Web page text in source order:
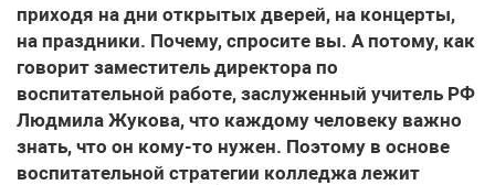
приходя на дни открытых дверей, на концерты,
на праздники. Почему, спросите вы. А потому, как
говорит заместитель директора по
воспитательной работе, заслуженный учитель РФ
Людмила Жукова, что каждому человеку важно
знать, что он кому-то нужен. Поэтому в основе
воспитательной стратегии колледжа лежит